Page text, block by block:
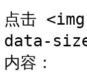
点击
data-
内容：